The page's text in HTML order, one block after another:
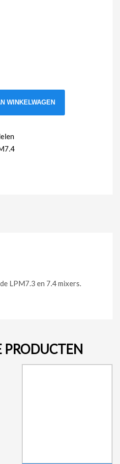
WINKELWAGEN
LPM7.3 en 7.4 mixers.
PRODUCTEN